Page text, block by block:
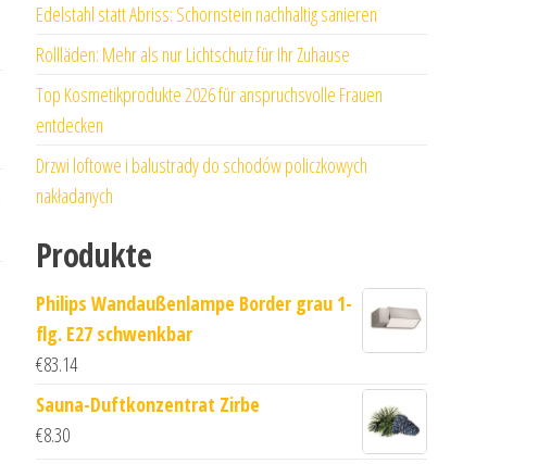
Edelstahl statt Abriss: Schornstein nachhaltig sanieren
Rollläden: Mehr als nur Lichtschutz für Ihr Zuhause
Top Kosmetikprodukte 2026 für anspruchsvolle Frauen
entdecken
Drzwi loftowe i balustrady do schodów policzkowych
nakładanych
Produkte
Philips Wandaußenlampe Border grau 1-
flg. E27 schwenkbar
€83.14
Sauna-Duftkonzentrat Zirbe
€8.30